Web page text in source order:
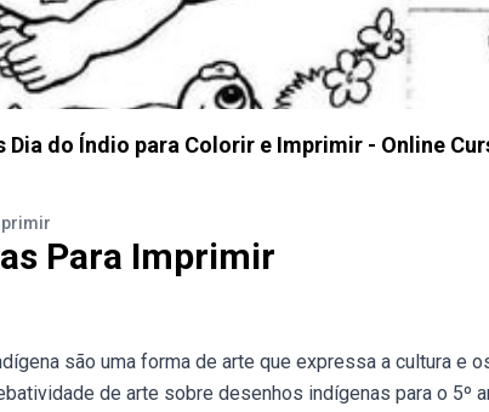
Dia do Índio para Colorir e Imprimir - Online
Para Imprimir
são uma forma de arte que expressa a cultura e
de arte sobre desenhos indígenas para o 5º